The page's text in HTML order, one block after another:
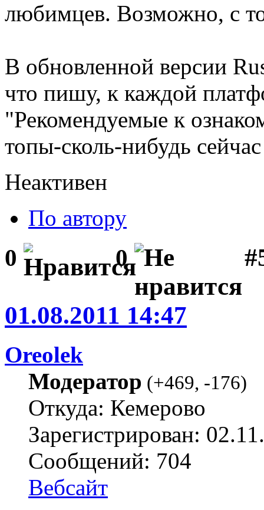
любимцев. Возможно, с
В обновленной версии
что пишу, к каждой
"Рекомендуемые к
топы-сколь-нибудь
Неактивен
По автору
0 0
01.08.2011 14:47
Oreolek
Модератор (+469, -176)
Откуда: Кемерово
Зарегистрирован:
Сообщений: 704
Вебсайт